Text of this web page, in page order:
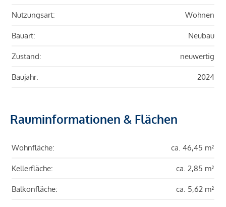
Nutzungsart: Wohnen
Bauart: Neubau
Zustand: neuwertig
Baujahr: 2024
Rauminformationen & Flächen
Wohnfläche: ca. 46,45 m²
Kellerfläche: ca. 2,85 m²
Balkonfläche: ca. 5,62 m²